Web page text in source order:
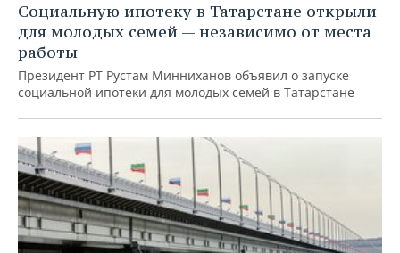
Социальную ипотеку в Татарстане открыли
для молодых семей — независимо от места
работы
Президент РТ Рустам Минниханов объявил о запуске
социальной ипотеки для молодых семей в Татарстане